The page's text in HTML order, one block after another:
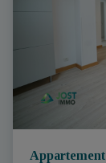
Appartement